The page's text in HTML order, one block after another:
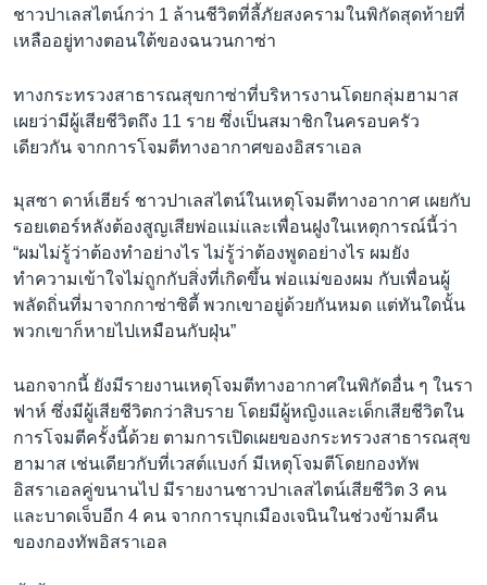
ชาวปาเลสไตน์กว่า 1 ล้านชีวิตที่ลี้ภัยสงครามในพิกัดสุดท้ายที่
เหลืออยู่ทางตอนใต้ของฉนวนกาซ่า
ทางกระทรวงสาธารณสุขกาซ่าที่บริหารงานโดยกลุ่มฮามาส
เผยว่ามีผู้เสียชีวิตถึง 11 ราย ซึ่งเป็นสมาชิกในครอบครัว
เดียวกัน จากการโจมตีทางอากาศของอิสราเอล
มุสซา ดาห์เฮียร์ ชาวปาเลสไตน์ในเหตุโจมตีทางอากาศ เผยกับ
รอยเตอร์หลังต้องสูญเสียพ่อแม่และเพื่อนฝูงในเหตุการณ์นี้ว่า
“ผมไม่รู้ว่าต้องทำอย่างไร ไม่รู้ว่าต้องพูดอย่างไร ผมยัง
ทำความเข้าใจไม่ถูกกับสิ่งที่เกิดขึ้น พ่อแม่ของผม กับเพื่อนผู้
พลัดถิ่นที่มาจากกาซ่าซิตี้ พวกเขาอยู่ด้วยกันหมด แต่ทันใดนั้น
พวกเขาก็หายไปเหมือนกับฝุ่น”
นอกจากนี้ ยังมีรายงานเหตุโจมตีทางอากาศในพิกัดอื่น ๆ ในรา
ฟาห์ ซึ่งมีผู้เสียชีวิตกว่าสิบราย โดยมีผู้หญิงและเด็กเสียชีวิตใน
การโจมตีครั้งนี้ด้วย ตามการเปิดเผยของกระทรวงสาธารณสุข
ฮามาส เช่นเดียวกับที่เวสต์แบงก์ มีเหตุโจมตีโดยกองทัพ
อิสราเอลคู่ขนานไป มีรายงานชาวปาเลสไตน์เสียชีวิต 3 คน
และบาดเจ็บอีก 4 คน จากการบุกเมืองเจนินในช่วงข้ามคืน
ของกองทัพอิสราเอล